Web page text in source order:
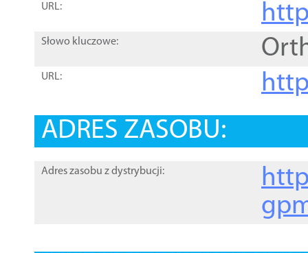
URL:
Słowo kluczowe:
URL:
ADRES ZASOBU:
Adres zasobu z dystrybucji: